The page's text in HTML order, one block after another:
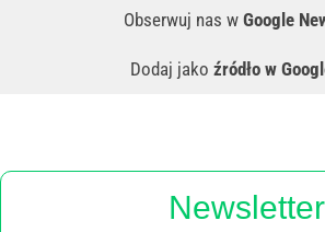
Obserwuj nas w Google
Dodaj jako źródło w
Newsletter